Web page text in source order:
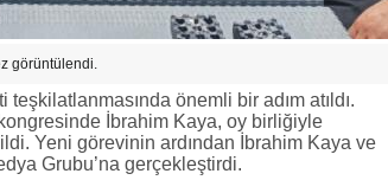
görüntülendi.
önemli bir adım atıldı.
İbrahim Kaya, oy birliğiyle
Yeni görevinin ardından İbrahim Kaya ve
Grubu’na gerçekleştirdi.